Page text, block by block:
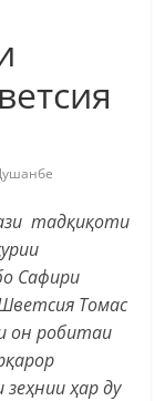
тадқиқоти
Сафири
Томас
он робитаи
ҳар ду